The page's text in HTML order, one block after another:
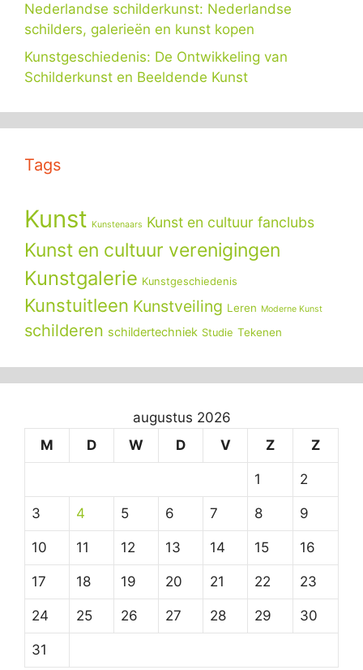
Nederlandse schilderkunst: Nederlandse
schilders, galerieën en kunst kopen
Kunstgeschiedenis: De Ontwikkeling van
Schilderkunst en Beeldende Kunst
Tags
Kunst Kunstenaars Kunst en cultuur fanclubs
Kunst en cultuur verenigingen
Kunstgalerie Kunstgeschiedenis
Kunstuitleen Kunstveiling Leren Moderne Kunst
schilderen schildertechniek Studie Tekenen
augustus 2026
M
D W D V Z Z
1 2
3 4 5 6 7 8 9
10 11 12 13 14 15 16
17 18 19 20 21 22 23
24 25 26 27 28 29 30
31